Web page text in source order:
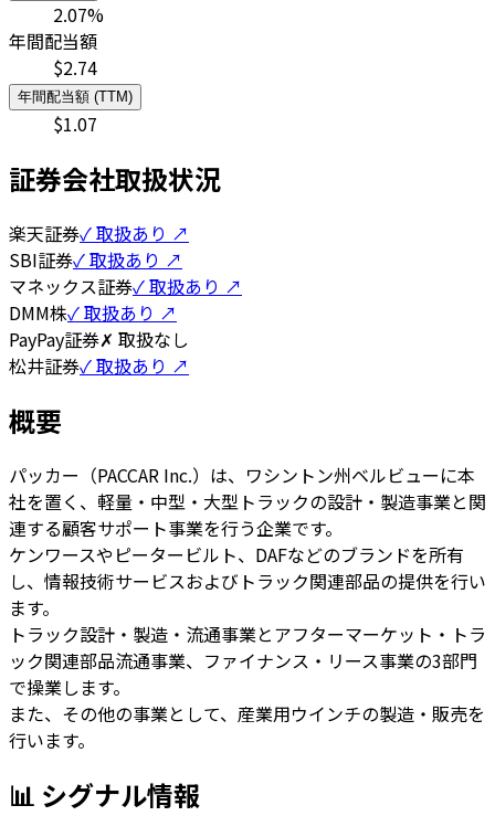
2.07%
年間配当額
$2.74
年間配当額 (TTM)
$1.07
証券会社取扱状況
楽天証券✓ 取扱あり ↗
SBI証券✓ 取扱あり ↗
マネックス証券✓ 取扱あり ↗
DMM株✓ 取扱あり ↗
PayPay証券✗ 取扱なし
松井証券✓ 取扱あり ↗
概要
パッカー（PACCAR Inc.）は、ワシントン州ベルビューに本
社を置く、軽量・中型・大型トラックの設計・製造事業と関
連する顧客サポート事業を行う企業です。
ケンワースやピータービルト、DAFなどのブランドを所有
し、情報技術サービスおよびトラック関連部品の提供を行い
ます。
トラック設計・製造・流通事業とアフターマーケット・トラ
ック関連部品流通事業、ファイナンス・リース事業の3部門
で操業します。
また、その他の事業として、産業用ウインチの製造・販売を
行います。
📊 シグナル情報